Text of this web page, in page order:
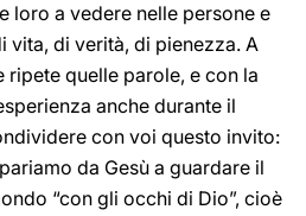
loro a vedere nelle persone e
vita, di verità, di pienezza. A
ripete quelle parole, e con la
anche durante il
con voi questo invito:
da Gesù a guardare il
“con gli occhi di Dio”, cioè